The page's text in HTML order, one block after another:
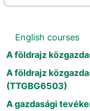
English courses
A földrajz
A földrajz
(TTGBG6503)
A gazdasági